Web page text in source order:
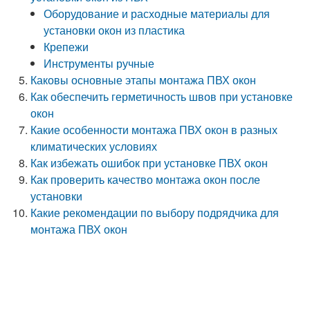
Оборудование и расходные материалы для
установки окон из пластика
Крепежи
Инструменты ручные
Каковы основные этапы монтажа ПВХ окон
Как обеспечить герметичность швов при установке
окон
Какие особенности монтажа ПВХ окон в разных
климатических условиях
Как избежать ошибок при установке ПВХ окон
Как проверить качество монтажа окон после
установки
Какие рекомендации по выбору подрядчика для
монтажа ПВХ окон